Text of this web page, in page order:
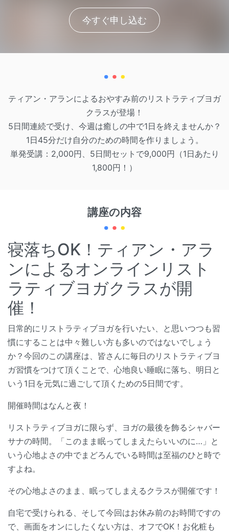
今すぐ申し込む
ティアン・アランによるおやすみ前のリストラティブヨガ
クラスが登場！
5日間連続で受け、今週は癒しの中で1日を終えませんか？
1日45分だけ自分のための時間を作りましょう。
単発受講：2,000円、5日間セットで9,000円（1日あたり
1,800円！）
講座の内容
寝落ちOK！ティアン・アラ
ンによるオンラインリスト
ラティブヨガクラスが開
催！
日常的にリストラティブヨガを行いたい、と思いつつも習
慣にすることは中々難しい方も多いのではないでしょう
か？今回のこの講座は、皆さんに毎日のリストラティブヨ
ガ習慣をつけて頂くことで、心地良い睡眠に落ち、明日と
いう1日を元気に過ごして頂くための5日間です。
開催時間はなんと夜！
リストラティブヨガに限らず、ヨガの最後を飾るシャバー
サナの時間。「このまま眠ってしまえたらいいのに…」と
いう心地よさの中でまどろんでいる時間は至福のひと時で
すよね。
その心地よさのまま、眠ってしまえるクラスが開催です！
自宅で受けられる、そして今回はお休み前のお時間ですの
で、画面をオンにしたくない方は、オフでOK！お化粧も